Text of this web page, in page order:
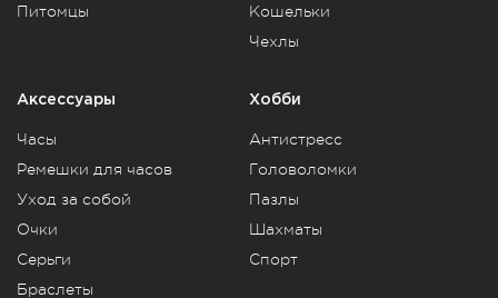
Питомцы
Кошельки
Чехлы
Аксессуары
Часы
Ремешки для часов
Уход за собой
Очки
Серьги
Браслеты
Хобби
Антистресс
Головоломки
Пазлы
Шахматы
Спорт